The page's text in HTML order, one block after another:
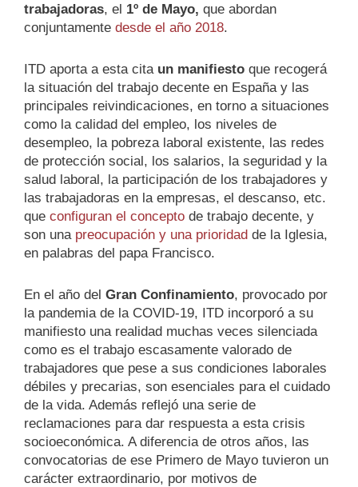
trabajadoras, el 1º de Mayo, que abordan
conjuntamente desde el año 2018.
ITD aporta a esta cita un manifiesto que recogerá
la situación del trabajo decente en España y las
principales reivindicaciones, en torno a situaciones
como la calidad del empleo, los niveles de
desempleo, la pobreza laboral existente, las redes
de protección social, los salarios, la seguridad y la
salud laboral, la participación de los trabajadores y
las trabajadoras en la empresas, el descanso, etc.
que configuran el concepto de trabajo decente, y
son una preocupación y una prioridad de la Iglesia,
en palabras del papa Francisco.
En el año del Gran Confinamiento, provocado por
la pandemia de la COVID-19, ITD incorporó a su
manifiesto una realidad muchas veces silenciada
como es el trabajo escasamente valorado de
trabajadores que pese a sus condiciones laborales
débiles y precarias, son esenciales para el cuidado
de la vida. Además reflejó una serie de
reclamaciones para dar respuesta a esta crisis
socioeconómica. A diferencia de otros años, las
convocatorias de ese Primero de Mayo tuvieron un
carácter extraordinario, por motivos de